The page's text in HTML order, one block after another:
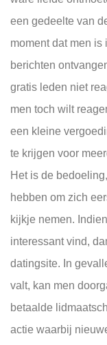
een gedeelte van
moment dat men is
berichten
gratis leden niet
men toch wilt
een kleine
te krijgen voor
Het is de
hebben om zich
kijkje nemen.
interessant vind,
datingsite. In
valt, kan men
betaalde
actie waarbij